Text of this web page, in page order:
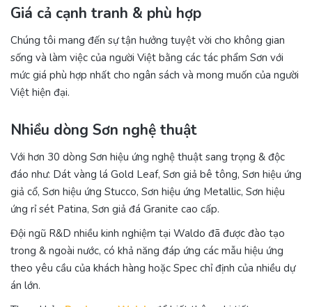
Giá cả cạnh tranh & phù hợp
Chúng tôi mang đến sự tận hưởng tuyệt vời cho không gian
sống và làm việc của người Việt bằng các tác phẩm Sơn với
mức giá phù hợp nhất cho ngân sách và mong muốn của người
Việt hiện đại.
Nhiều dòng Sơn nghệ thuật
Với hơn 30 dòng Sơn hiệu ứng nghệ thuật sang trọng & độc
đáo như: Dát vàng lá Gold Leaf, Sơn giả bê tông, Sơn hiệu ứng
giả cổ, Sơn hiệu ứng Stucco, Sơn hiệu ứng Metallic, Sơn hiệu
ứng rỉ sét Patina, Sơn giả đá Granite cao cấp.
Đội ngũ R&D nhiều kinh nghiệm tại Waldo đã được đào tạo
trong & ngoài nước, có khả năng đáp ứng các mẫu hiệu ứng
theo yêu cầu của khách hàng hoặc Spec chỉ định của nhiều dự
án lớn.